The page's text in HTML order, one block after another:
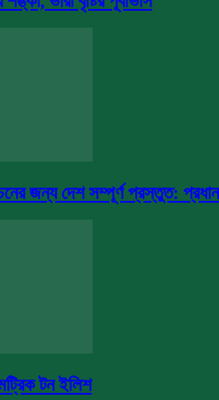
জন্য দেশ সম্পূর্ণ প্রস্তুত: প্রধান
টন ইলিশ